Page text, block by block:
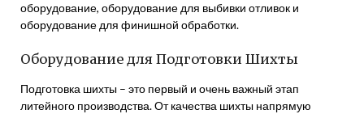
оборудование, оборудование для выбивки отливок и
оборудование для финишной обработки.
Оборудование для Подготовки Шихты
Подготовка шихты – это первый и очень важный этап
литейного производства. От качества шихты напрямую